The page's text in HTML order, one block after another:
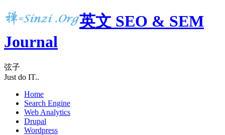
英文 SEO & SEM
Journal
弦子
Just do IT..
Home
Search Engine
Web Analytics
Drupal
Wordpress